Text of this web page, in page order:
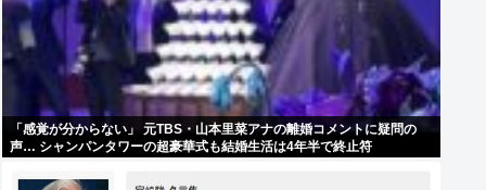
「感覚が分からない」 元TBS・山本里菜アナの離婚コメントに疑問の
声… シャンパンタワーの超豪華式も結婚生活は4年半で終止符